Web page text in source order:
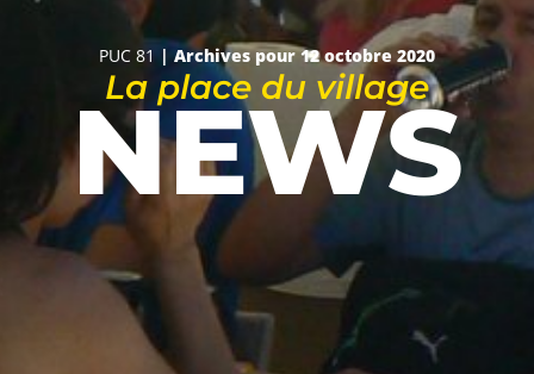
PUC 81|Archives pour 12 octobre 2020
La place du village
NEWS